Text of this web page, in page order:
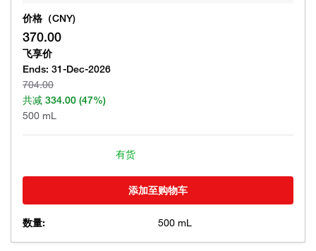
价格（CNY)
370.00
飞享价
Ends: 31-Dec-2026
704.00
共减 334.00 (47%)
500 mL
有货
添加至购物车
数量: 500 mL